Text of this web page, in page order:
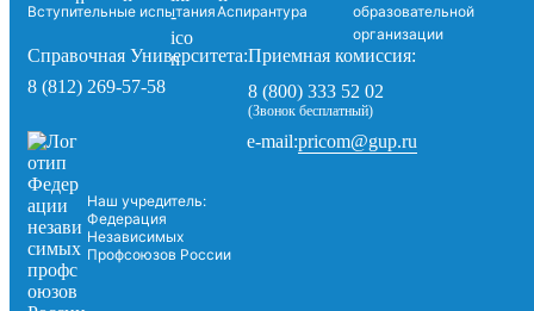
Вступительные испытанияАспирантура
образовательной
организации
Справочная Университета:
8 (812) 269-57-58
Приемная комиссия:
8 (800) 333 52 02
(Звонок бесплатный)
Наш учредитель:
Федерация
Независимых
Профсоюзов России
e-mail:pricom@gup.ru